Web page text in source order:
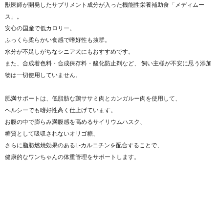
獣医師が開発したサプリメント成分が入った機能性栄養補助食「メディムー
ス」。
安心の国産で低カロリー。
ふっくら柔らかい食感で嗜好性も抜群。
水分が不足しがちなシニア犬にもおすすめです。
また、合成着色料・合成保存料・酸化防止剤など、 飼い主様が不安に思う添加
物は一切使用していません。
肥満サポートは、低脂肪な鶏ササミ肉とカンガルー肉を使用して、
ヘルシーでも嗜好性高く仕上げています。
お腹の中で膨らみ満腹感を高めるサイリウムハスク、
糖質として吸収されないオリゴ糖、
さらに脂肪燃焼効果のあるL-カルニチンを配合することで、
健康的なワンちゃんの体重管理をサポートします。